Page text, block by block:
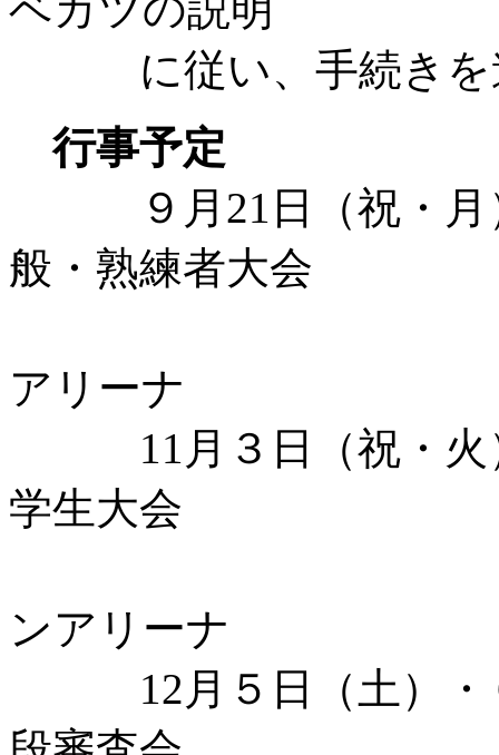
に従い、手続き
行事予定
９月21日（祝・月）
般・熟練者大会
アリーナ
11月３日（祝・火）
学生大会
ンアリーナ
12月５日（土）・６